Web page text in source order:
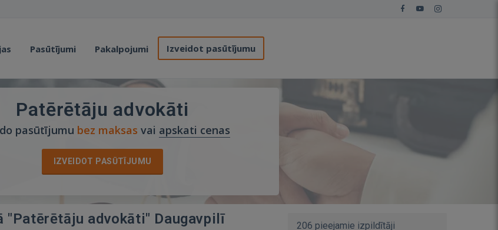
Pasūtījumi Pakalpojumi Izveidot pasūtījumu
Patērētāju advokāti
pasūtījumu bez maksas vai apskati cenas
IZVEIDOT PASŪTĪJUMU
advokāti" Daugavpilī 206 pieejamie izpildītāji